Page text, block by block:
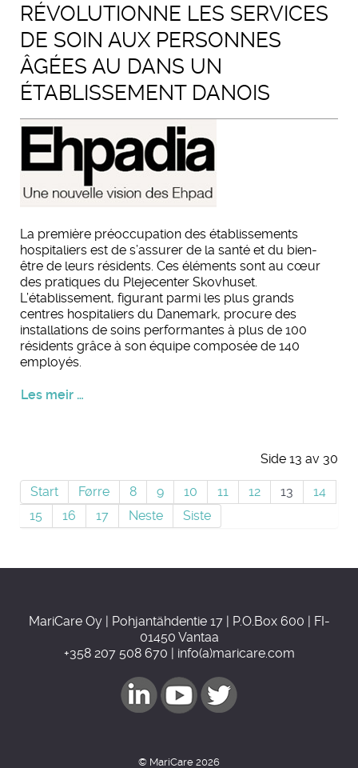
RÉVOLUTIONNE LES SERVICES
DE SOIN AUX PERSONNES
ÂGÉES AU DANS UN
ÉTABLISSEMENT DANOIS
La première préoccupation des établissements
hospitaliers est de s’assurer de la santé et du bien-
être de leurs résidents. Ces éléments sont au cœur
des pratiques du Plejecenter Skovhuset.
L’établissement, figurant parmi les plus grands
centres hospitaliers du Danemark, procure des
installations de soins performantes à plus de 100
résidents grâce à son équipe composée de 140
employés.
Les meir …
Side 13 av 30
Start Førre 8 9 10 11 12 13
14
15
16 17 Neste Siste
MariCare Oy | Pohjantähdentie 17 | P.O.Box 600 | FI-
01450 Vantaa
+358 207 508 670 | info(a)maricare.com
© MariCare 2026